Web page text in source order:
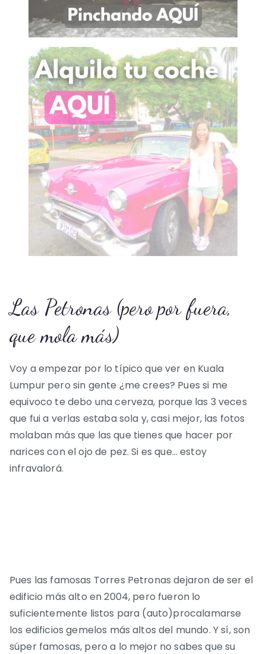
Las Petronas (pero por fuera,
que mola más)
Voy a empezar por lo típico que ver en Kuala
Lumpur pero sin gente ¿me crees? Pues si me
equivoco te debo una cerveza, porque las 3 veces
que fui a verlas estaba sola y, casi mejor, las fotos
molaban más que las que tienes que hacer por
narices con el ojo de pez. Si es que… estoy
infravalorá.
Pues las famosas Torres Petronas dejaron de ser el
edificio más alto en 2004, pero fueron lo
suficientemente listos para (auto)procalamarse
los edificios gemelos más altos del mundo. Y sí, son
súper famosas, pero a lo mejor no sabes que su